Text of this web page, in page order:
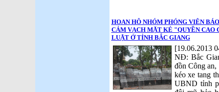
HOAN HÔ NHÓM PHÓNG VIÊN
CẢM VẠCH MẶT KẺ "QUYỀN CAO
LUẬT Ở TỈNH BẮC GIANG
[19.06.2013
NĐ: Bắc
đồn Công
kéo xe tang
UBND tỉnh